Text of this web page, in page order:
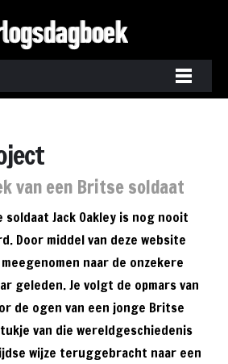
van een Britse soldaat
soldaat Jack Oakley is nog nooit
Door middel van deze website
naar de onzekere
geleden. Je volgt de opmars van
de ogen van een jonge Britse
van die wereldgeschiedenis
wijze teruggebracht naar een